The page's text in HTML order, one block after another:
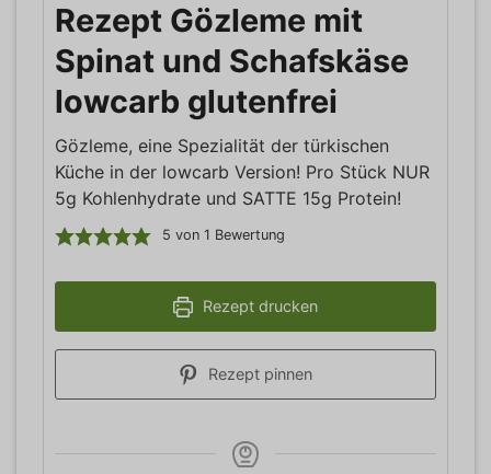
Rezept Gözleme mit
Spinat und Schafskäse
lowcarb glutenfrei
Gözleme, eine Spezialität der türkischen
Küche in der lowcarb Version! Pro Stück NUR
5g Kohlenhydrate und SATTE 15g Protein!
5 von 1 Bewertung
Rezept drucken
Rezept pinnen